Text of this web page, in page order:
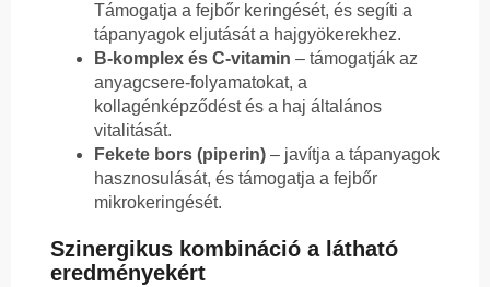
Támogatja a fejbőr keringését, és segíti a
tápanyagok eljutását a hajgyökerekhez.
B-komplex és C-vitamin – támogatják az
anyagcsere-folyamatokat, a
kollagénképződést és a haj általános
vitalitását.
Fekete bors (piperin) – javítja a tápanyagok
hasznosulását, és támogatja a fejbőr
mikrokeringését.
Szinergikus kombináció a látható
eredményekért